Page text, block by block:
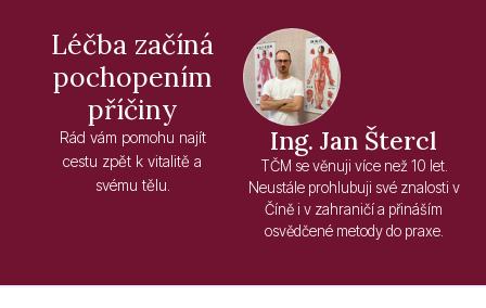
Léčba začíná
pochopením
příčiny
Rád vám pomohu najít
cestu zpět k vitalitě a
svému tělu.
Ing. Jan Štercl
TČM se věnuji více než 10 let.
Neustále prohlubuji své znalosti v
Číně i v zahraničí a přináším
osvědčené metody do praxe.